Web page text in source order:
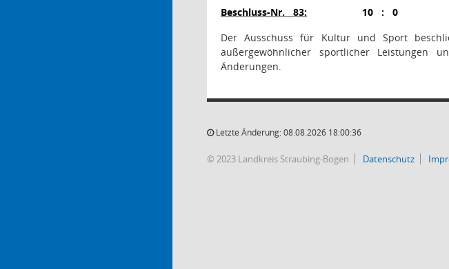
Beschluss-Nr.
83: 10 :
0
Der Ausschuss für Kultur und Sport
außergewöhnlicher sportlicher Leistungen
Änderungen.
Letzte Änderung: 08.08.2026 18:00:36
© 2023 Landkreis Straubing-Bogen Datenschutz